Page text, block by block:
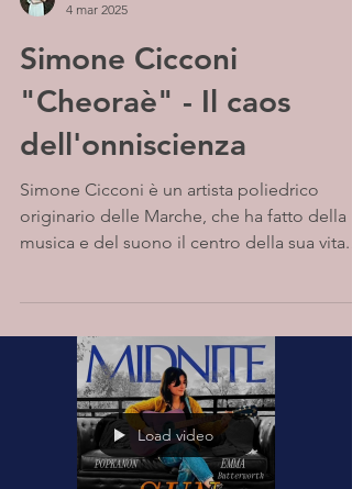
4 mar 2025
Simone Cicconi
"Cheoraè" - Il caos
dell'onniscienza
Simone Cicconi è un artista poliedrico
originario delle Marche, che ha fatto della
musica e del suono il centro della sua vita.
Load video